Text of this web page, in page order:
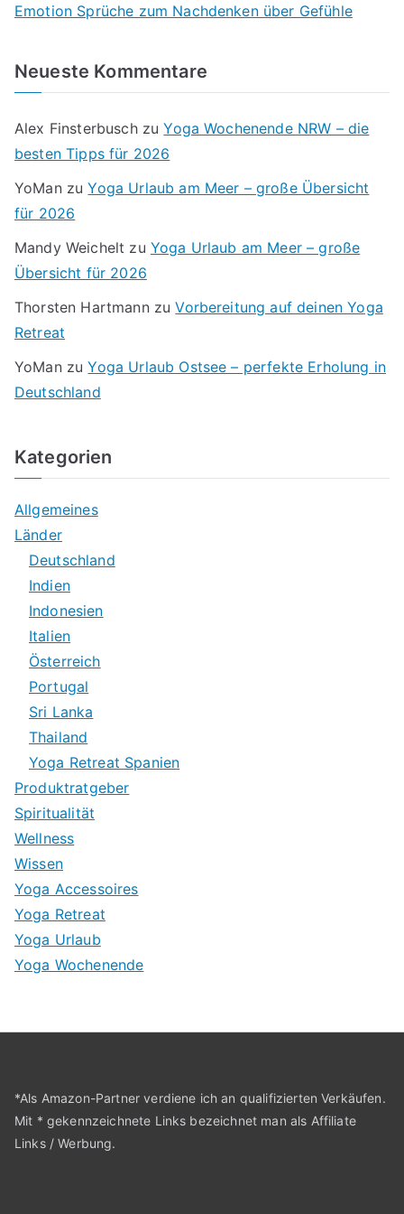
Emotion Sprüche zum Nachdenken über Gefühle
Neueste Kommentare
Alex FinsterbuschzuYoga Wochenende NRW – die
besten Tipps für 2026
YoManzuYoga Urlaub am Meer – große Übersicht
für 2026
Mandy Weichelt zu Yoga Urlaub am Meer – große
Übersicht für 2026
Thorsten HartmannzuVorbereitung auf deinen Yoga
Retreat
YoManzuYoga Urlaub Ostsee – perfekte Erholung in
Deutschland
Kategorien
Allgemeines
Länder
Deutschland
Indien
Indonesien
Italien
Österreich
Portugal
Sri Lanka
Thailand
Yoga Retreat Spanien
Produktratgeber
Spiritualität
Wellness
Wissen
Yoga Accessoires
Yoga Retreat
Yoga Urlaub
Yoga Wochenende
*Als Amazon-Partner verdiene ich an qualifizierten Verkäufen.
Mit * gekennzeichnete Links bezeichnet man als Affiliate
Links / Werbung.